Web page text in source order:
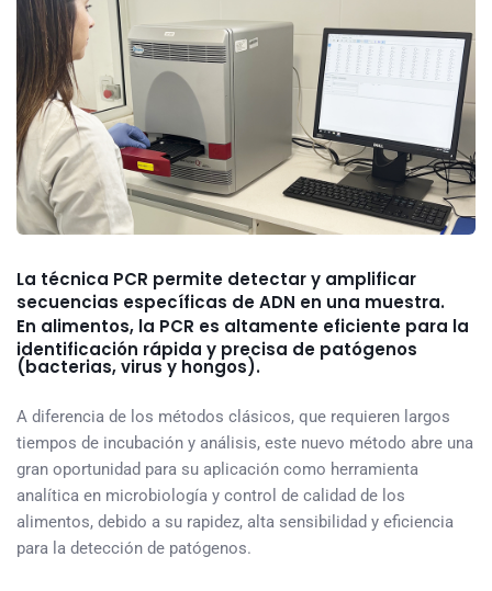
La técnica PCR permite detectar y amplificar
secuencias específicas de ADN en una muestra.
En alimentos, la PCR es altamente eficiente para la
identificación rápida y precisa de patógenos
(bacterias, virus y hongos).
A diferencia de los métodos clásicos, que requieren largos
tiempos de incubación y análisis, este nuevo método abre una
gran oportunidad para su aplicación como herramienta
analítica en microbiología y control de calidad de los
alimentos, debido a su rapidez, alta sensibilidad y eficiencia
para la detección de patógenos.